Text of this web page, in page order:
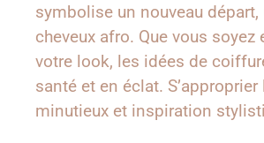
symbolise un nouveau
cheveux afro. Que vous
votre look, les idées de
santé et en éclat.
minutieux et inspiration